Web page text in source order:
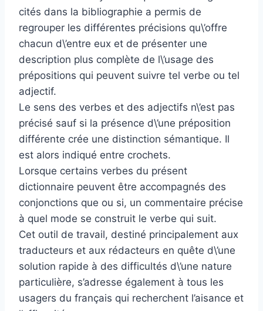
cités dans la bibliographie a permis de
regrouper les différentes précisions qu\’offre
chacun d\’entre eux et de présenter une
description plus complète de l\’usage des
prépositions qui peuvent suivre tel verbe ou tel
adjectif.
Le sens des verbes et des adjectifs n\’est pas
précisé sauf si la présence d\’une préposition
différente crée une distinction sémantique. Il
est alors indiqué entre crochets.
Lorsque certains verbes du présent
dictionnaire peuvent être accompagnés des
conjonctions que ou si, un commentaire précise
à quel mode se construit le verbe qui suit.
Cet outil de travail, destiné principalement aux
traducteurs et aux rédacteurs en quête d\’une
solution rapide à des difficultés d\’une nature
particulière, s’adresse également à tous les
usagers du français qui recherchent l’aisance et